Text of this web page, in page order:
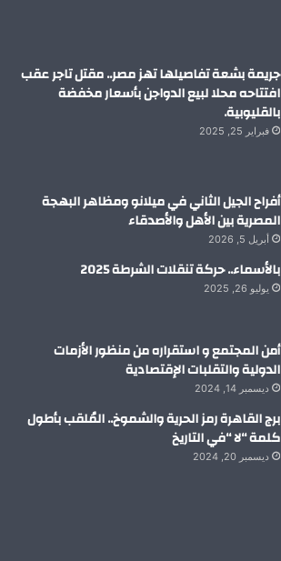
م
جريمة بشعة تفاصيلها تهز مصر.. مقتل تاجر عقب
افتتاحه محلا لبيع الدواجن بأسعار مخفضة
بالقليوبية.
فبراير 25, 2025
أفراح الجيل الثاني في ميلانو ومظاهر البهجة
المصرية بين الأهل والأصدقاء
أبريل 5, 2026
بالأسماء.. حركة تنقلات الشرطة 2025
يوليو 26, 2025
أمن المجتمع و استقراره من منظور الأزمات
الدولية والتقلبات الإقتصادية
ديسمبر 14, 2024
برج القاهرة رمز الحرية والشموخ.. المُلقب بأطول
كلمة “لا “في التاريخ
ديسمبر 20, 2024